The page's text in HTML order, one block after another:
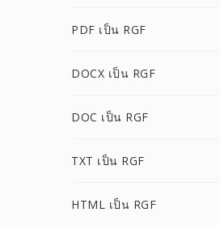
PDF เป็น RGF
DOCX เป็น RGF
DOC เป็น RGF
TXT เป็น RGF
HTML เป็น RGF